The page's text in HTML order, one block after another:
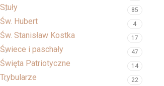
Stuły 85
Św. Hubert 4
Św. Stanisław Kostka 17
Świece i paschały 47
Święta Patriotyczne 14
Trybularze 22